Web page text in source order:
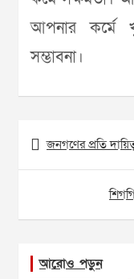
আপনার কর্মে
সম্ভাবনা।
Post
navigation
জনগণের প্রতি
আরোও পড়ুন